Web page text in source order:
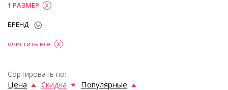
1 РАЗМЕР
БРЕНД
очистить все
Сортировать по:
Цена Скидка Популярные